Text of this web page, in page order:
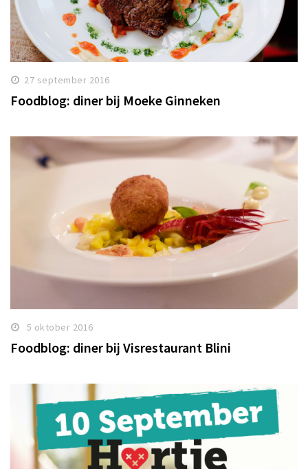
27 september 2016
Foodblog: diner bij Moeke Ginneken
5 oktober 2016
Foodblog: diner bij Visrestaurant Blini